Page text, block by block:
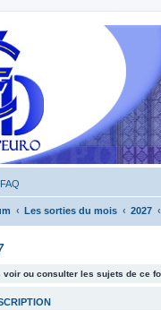
FAQ
Les sorties du mois 2027
voir ou consulter les sujets de ce